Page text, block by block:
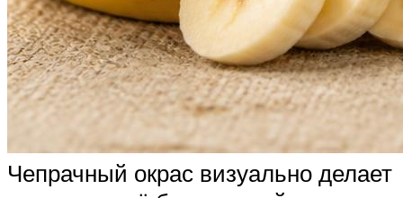
Чепрачный окрас визуально делает